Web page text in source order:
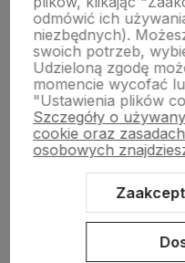
polityce
O nas
Pomoc
odmówić ich
niezbędnych).
swoich potrzeb,
Udzieloną zgodę
momencie wycofać
"Ustawienia plików
Szczegóły o
cookie oraz
osobowych